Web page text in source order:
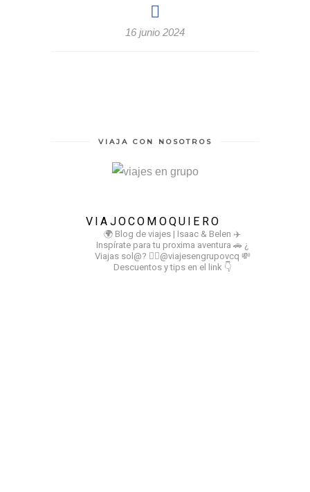
16 junio 2024
VIAJA CON NOSOTROS
VIAJOCOMOQUIERO
🌍 Blog de viajes | Isaac & Belen ✈️
Inspírate para tu proxima aventura 🚗 ¿
Viajas sol@? 👉🏻@viajesengrupovcq 💸
Descuentos y tips en el link 👇